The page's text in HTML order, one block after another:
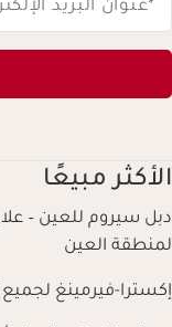
*عنوان البريد
الأكثر مبيعًا
دبل سيروم للعين –
لمنطقة العين
إكسترا-فيرمينغ لجميع